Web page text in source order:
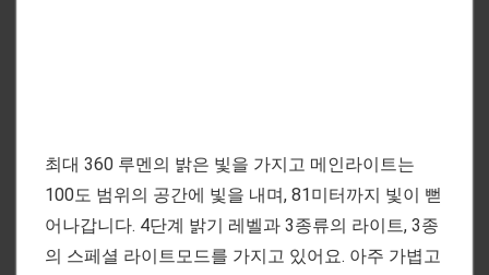
최대 360 루멘의 밝은 빛을 가지고 메인라이트는
100도 범위의 공간에 빛을 내며, 81미터까지 빛이 뻗
어나갑니다. 4단계 밝기 레벨과 3종류의 라이트, 3종
의 스페셜 라이트모드를 가지고 있어요. 아주 가볍고